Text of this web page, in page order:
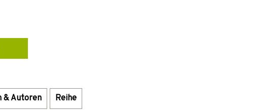
& Autoren Reihe